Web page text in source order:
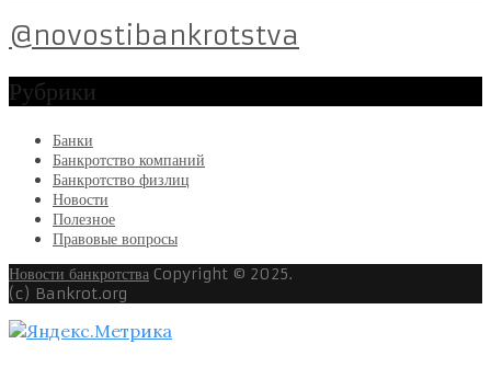
@novostibankrotstva
Рубрики
Банки
Банкротство компаний
Банкротство физлиц
Новости
Полезное
Правовые вопросы
Новости банкротства Copyright © 2025.
(c) Bankrot.org